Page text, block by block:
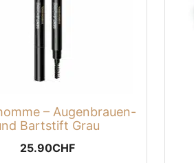
– Augenbrauen-
Bartstift Grau
25.90CHF